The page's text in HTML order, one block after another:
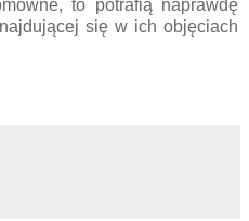
to potrafią naprawdę
się w ich objęciach